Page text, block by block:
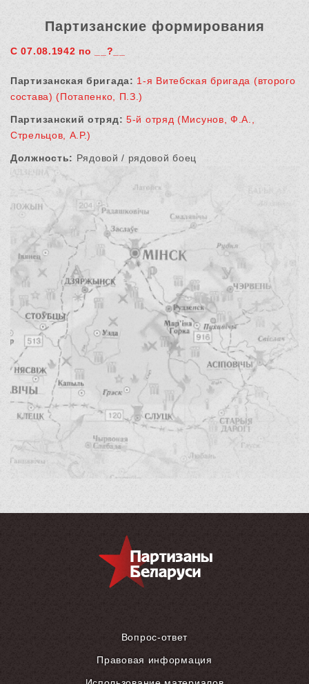
Партизанские формирования
С 07.08.1942 по __?__
Партизанская бригада: 1-я Витебская бригада (второго
состава) (Потапенко, П.З.)
Партизанский отряд: 5-й отряд (Мисунов, Ф.А.,
Стрельцов, А.Р.)
Должность: Рядовой / рядовой боец
Вопрос-ответ
Правовая информация